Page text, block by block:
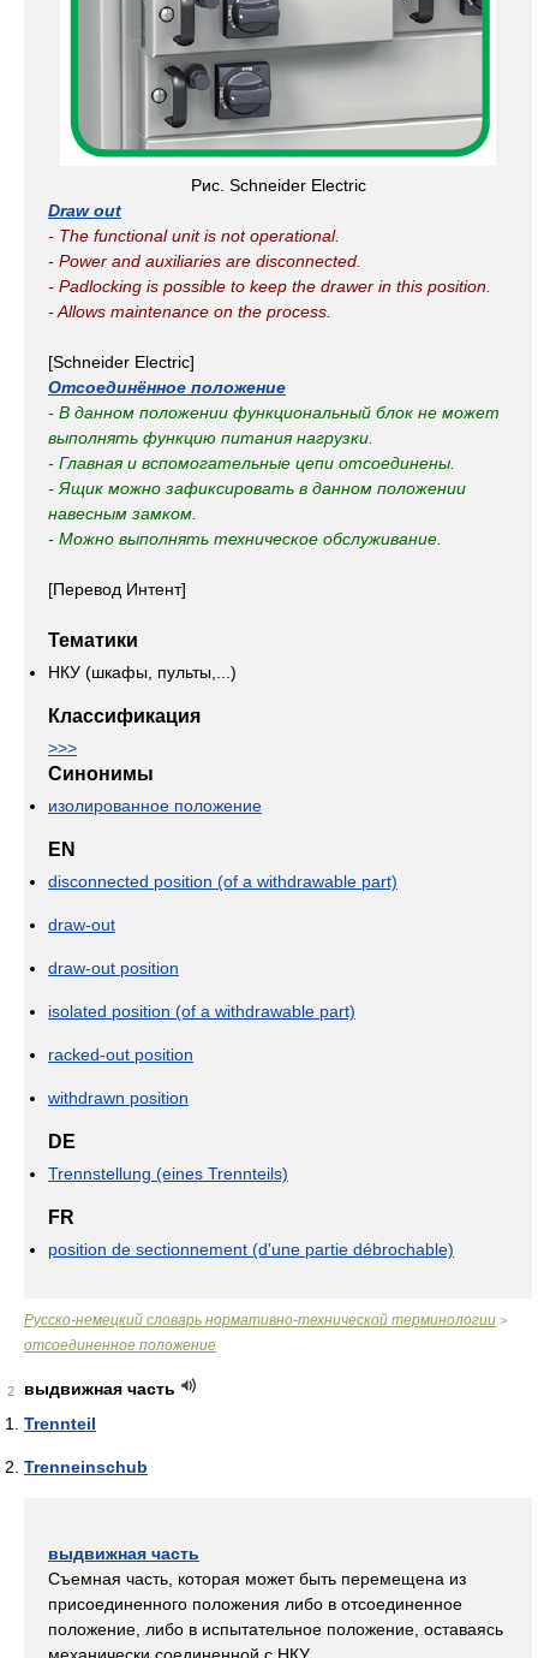
Рис. Schneider Electric
Draw out
- The functional unit is not operational.
- Power and auxiliaries are disconnected.
- Padlocking is possible to keep the drawer in this position.
- Allows maintenance on the process.
[Schneider Electric]
Отсоединённое положение
- В данном положении функциональный блок не может
выполнять функцию питания нагрузки.
- Главная и вспомогательные цепи отсоединены.
- Ящик можно зафиксировать в данном положении
навесным замком.
- Можно выполнять техническое обслуживание.
[Перевод Интент]
Тематики
НКУ (шкафы, пульты,...)
Классификация
>>>
Синонимы
изолированное положение
EN
disconnected position (of a withdrawable part)
draw-out
draw-out position
isolated position (of a withdrawable part)
racked-out position
withdrawn position
DE
Trennstellung (eines Trennteils)
FR
position de sectionnement (d'une partie débrochable)
Русско-немецкий словарь нормативно-технической терминологии >
отсоединенное положение
2
выдвижная часть
Trennteil
Trenneinschub
выдвижная часть
Съемная часть, которая может быть перемещена из
присоединенного положения либо в отсоединенное
положение, либо в испытательное положение, оставаясь